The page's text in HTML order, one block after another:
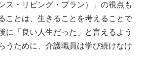
ス・リビング・プラン）」の視点も
ことは、生きることを考えることで
に「良い人生だった」と言えるよう
うために、介護職員は学び続けなけ